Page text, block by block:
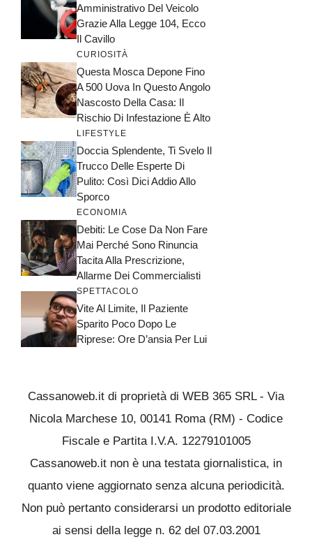
Amministrativo Del Veicolo
Grazie Alla Legge 104, Ecco
Il Cavillo
CURIOSITÀ
Questa Mosca Depone Fino
A 500 Uova In Questo Angolo
Nascosto Della Casa: Il
Rischio Di Infestazione È Alto
LIFESTYLE
Doccia Splendente, Ti Svelo Il
Trucco Delle Esperte Di
Pulito: Così Dici Addio Allo
Sporco
ECONOMIA
Debiti: Le Cose Da Non Fare
Mai Perché Sono Rinuncia
Tacita Alla Prescrizione,
Allarme Dei Commercialisti
SPETTACOLO
Vite Al Limite, Il Paziente
Sparito Poco Dopo Le
Riprese: Ore D’ansia Per Lui
Cassanoweb.it di proprietà di WEB 365 SRL - Via
Nicola Marchese 10, 00141 Roma (RM) - Codice
Fiscale e Partita I.V.A. 12279101005
Cassanoweb.it non è una testata giornalistica, in
quanto viene aggiornato senza alcuna periodicità.
Non può pertanto considerarsi un prodotto editoriale
ai sensi della legge n. 62 del 07.03.2001